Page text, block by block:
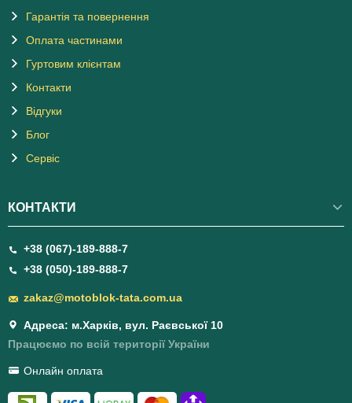
Гарантія та повернення
Оплата частинами
Гуртовим клієнтам
Контакти
Відгуки
Блог
Сервіс
КОНТАКТИ
+38 (067)-189-888-7
+38 (050)-189-888-7
zakaz@motoblok-tata.com.ua
Адреса: м.Харків, вул. Раєвської 10
Працюємо по всій території України
Онлайн оплата